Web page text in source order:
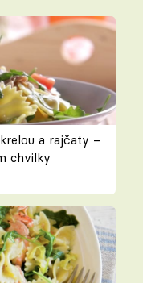
a rajčaty –
chvilky